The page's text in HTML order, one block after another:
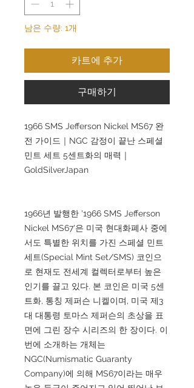
남은 수량: 1개
카트에 추가
구매하기
1966 SMS Jefferson Nickel MS67 완
전 가이드｜NGC 감정이 끝난 스페셜
민트 세트 5센트화의 매력｜
GoldSilverJapan
1966년 발행한 '1966 SMS Jefferson
Nickel MS67'은 미국 현대화폐사 중에
서도 특별한 위치를 가진 스페셜 민트
세트(Special Mint Set/SMS) 코인으
로 현재도 전세계 컬렉터로부터 높은
인기를 끌고 있다. 본 코인은 미국 5센
트화, 통칭 제퍼슨 니켈이며, 미국 제3
대 대통령 토마스 제퍼슨의 초상을 표
면에 그린 장수 시리즈의 한 장이다. 이
번에 소개하는 개체는
NGC(Numismatic Guaranty
Company)에 의해 MS67이라는 매우